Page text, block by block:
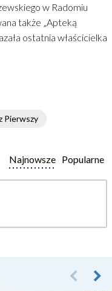
w Radomiu
także „Apteką
ostatnia właścicielka
Pierwszy
Popularne
Najnowsze